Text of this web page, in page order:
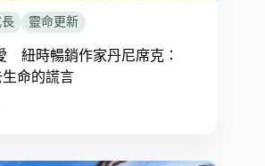
靈命更新
紐時暢銷作家丹尼席克：
命的謊言